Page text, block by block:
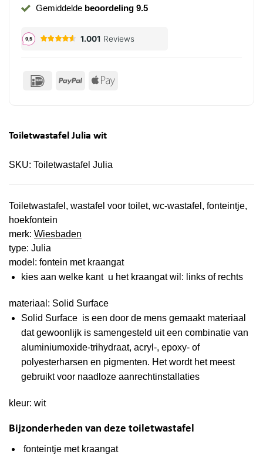
Gemiddelde beoordeling 9.5
IDeal PayPal Apple
Toiletwastafel Julia wit
SKU: Toiletwastafel Julia
Toiletwastafel, wastafel voor toilet, wc-wastafel, fonteintje,
hoekfontein
merk: Wiesbaden
type: Julia
model: fontein met kraangat
kies aan welke kant u het kraangat wil: links of rechts
materiaal: Solid Surface
Solid Surface is een door de mens gemaakt materiaal
dat gewoonlijk is samengesteld uit een combinatie van
aluminiumoxide-trihydraat, acryl-, epoxy- of
polyesterharsen en pigmenten. Het wordt het meest
gebruikt voor naadloze aanrechtinstallaties
kleur: wit
Bijzonderheden van deze toiletwastafel
fonteintje met kraangat